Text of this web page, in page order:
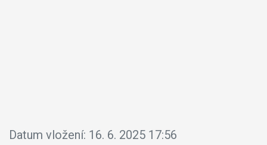
Datum vložení: 16. 6. 2025 17:56